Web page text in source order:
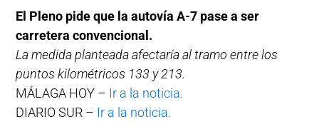
El Pleno pide que la autovía A-7 pase a ser
carretera convencional.
La medida planteada afectaría al tramo entre los
puntos kilométricos 133 y 213.
MÁLAGA HOY – Ir a la noticia.
DIARIO SUR – Ir a la noticia.